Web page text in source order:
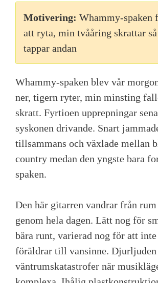
Motivering: Whammy-spaken
att ryta, min tvååring skrattar så
tappar andan
Whammy-spaken blev vår
ner, tigern ryter, min minsting
skratt. Fyrtioen upprepningar
syskonen drivande. Snart
tillsammans och växlade mellan
country medan den yngste bara
spaken.
Den här gitarren vandrar från
genom hela dagen. Lätt nog för
bära runt, varierad nog för att
föräldrar till vansinne. Djurljuden
väntrumskatastrofer när